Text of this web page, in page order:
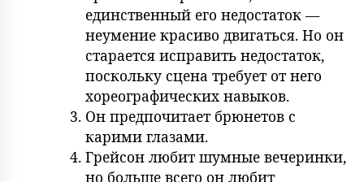
единственный его недостаток —
неумение красиво двигаться. Но он
старается исправить недостаток,
поскольку сцена требует от него
хореографических навыков.
Он предпочитает брюнетов с
карими глазами.
Грейсон любит шумные вечеринки,
но больше всего он любит